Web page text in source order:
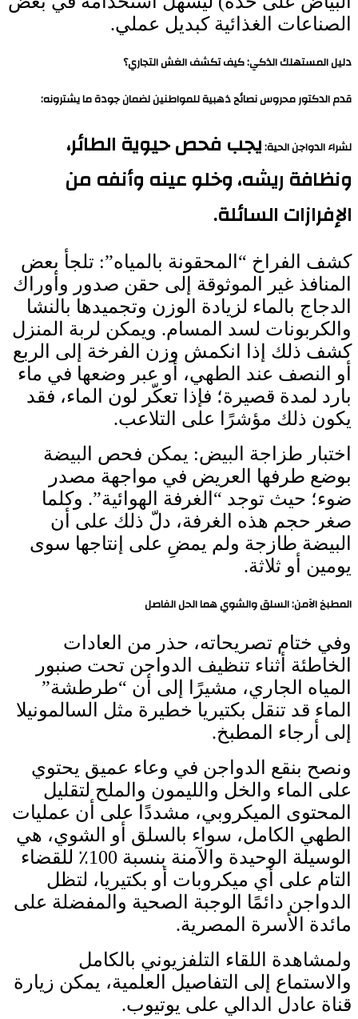
الصناعات الغذائية كبديل عملي.
دليل المستهلك الذكي: كيف تكشف الغش التجاري؟
قدم الدكتور محروس نصائح ذهبية للمواطنين لضمان جودة ما يشترونه:
لشراء الدواجن الحية:يجب فحص حيوية الطائر،
ونظافة ريشه، وخلو عينه وأنفه من
الإفرازات السائلة.
كشف الفراخ “المحقونة بالمياه”: تلجأ بعض
المنافذ غير الموثوقة إلى حقن صدور وأوراك
الدجاج بالماء لزيادة الوزن وتجميدها بالنشا
والكربونات لسد المسام. ويمكن لربة المنزل
كشف ذلك إذا انكمش وزن الفرخة إلى الربع
أو النصف عند الطهي، أو عبر وضعها في ماء
بارد لمدة قصيرة؛ فإذا تعكّر لون الماء، فقد
يكون ذلك مؤشرًا على التلاعب.
اختبار طزاجة البيض: يمكن فحص البيضة
بوضع طرفها العريض في مواجهة مصدر
ضوء؛ حيث توجد “الغرفة الهوائية”. وكلما
صغر حجم هذه الغرفة، دلّ ذلك على أن
البيضة طازجة ولم يمضِ على إنتاجها سوى
يومين أو ثلاثة.
المطبخ الآمن: السلق والشوي هما الحل الفاصل
وفي ختام تصريحاته، حذر من العادات
الخاطئة أثناء تنظيف الدواجن تحت صنبور
المياه الجاري، مشيرًا إلى أن “طرطشة”
الماء قد تنقل بكتيريا خطيرة مثل السالمونيلا
إلى أرجاء المطبخ.
ونصح بنقع الدواجن في وعاء عميق يحتوي
على الماء والخل والليمون والملح لتقليل
المحتوى الميكروبي، مشددًا على أن عمليات
الطهي الكامل، سواء بالسلق أو الشوي، هي
الوسيلة الوحيدة والآمنة بنسبة 100٪ للقضاء
التام على أي ميكروبات أو بكتيريا، لتظل
الدواجن دائمًا الوجبة الصحية والمفضلة على
مائدة الأسرة المصرية.
ولمشاهدة اللقاء التلفزيوني بالكامل
والاستماع إلى التفاصيل العلمية، يمكن زيارة
قناة عادل الدالي على يوتيوب.